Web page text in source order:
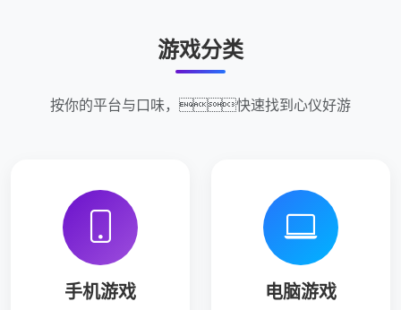
游戏分类
按你的平台与口味，快速找到心仪好游
手机游戏 电脑游戏